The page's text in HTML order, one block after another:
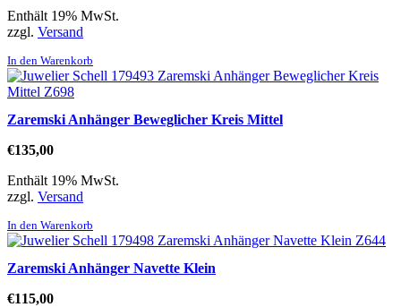
Enthält 19% MwSt.
zzgl. Versand
In den Warenkorb
Zaremski Anhänger Beweglicher Kreis Mittel
€135,00
Enthält 19% MwSt.
zzgl. Versand
In den Warenkorb
Zaremski Anhänger Navette Klein
€115,00